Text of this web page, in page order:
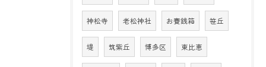
神松寺 老松神社 お賽銭箱 笹丘
堤 筑紫丘 博多区 東比恵